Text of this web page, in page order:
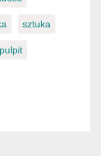
sztuka